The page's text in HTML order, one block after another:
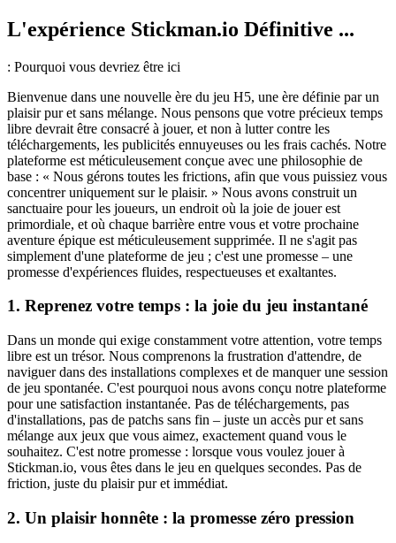
L'expérience Stickman.io Définitive ...
: Pourquoi vous devriez être ici
Bienvenue dans une nouvelle ère du jeu H5, une ère définie par un
plaisir pur et sans mélange. Nous pensons que votre précieux temps
libre devrait être consacré à jouer, et non à lutter contre les
téléchargements, les publicités ennuyeuses ou les frais cachés. Notre
plateforme est méticuleusement conçue avec une philosophie de
base : « Nous gérons toutes les frictions, afin que vous puissiez vous
concentrer uniquement sur le plaisir. » Nous avons construit un
sanctuaire pour les joueurs, un endroit où la joie de jouer est
primordiale, et où chaque barrière entre vous et votre prochaine
aventure épique est méticuleusement supprimée. Il ne s'agit pas
simplement d'une plateforme de jeu ; c'est une promesse – une
promesse d'expériences fluides, respectueuses et exaltantes.
1. Reprenez votre temps : la joie du jeu instantané
Dans un monde qui exige constamment votre attention, votre temps
libre est un trésor. Nous comprenons la frustration d'attendre, de
naviguer dans des installations complexes et de manquer une session
de jeu spontanée. C'est pourquoi nous avons conçu notre plateforme
pour une satisfaction instantanée. Pas de téléchargements, pas
d'installations, pas de patchs sans fin – juste un accès pur et sans
mélange aux jeux que vous aimez, exactement quand vous le
souhaitez. C'est notre promesse : lorsque vous voulez jouer à
Stickman.io, vous êtes dans le jeu en quelques secondes. Pas de
friction, juste du plaisir pur et immédiat.
2. Un plaisir honnête : la promesse zéro pression